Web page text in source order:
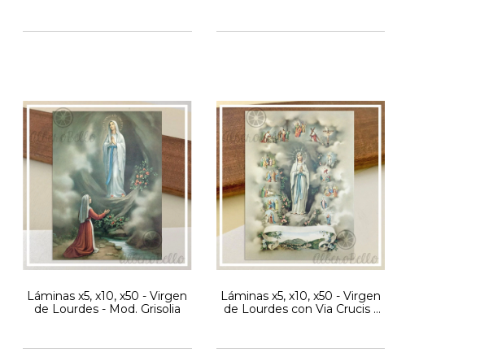
Láminas x5, x10, x50 - Virgen
de Lourdes - Mod. Grisolia
Láminas x5, x10, x50 - Virgen
de Lourdes con Via Crucis -